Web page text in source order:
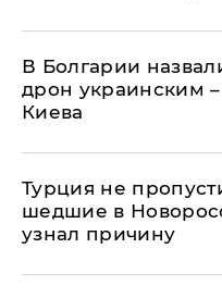
В Болгарии
дрон украинским
Киева
Турция не
шедшие в
узнал причину